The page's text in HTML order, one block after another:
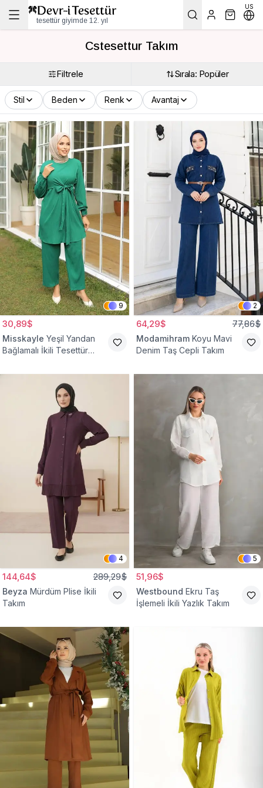
tesettür giyimde 12. yıl
US
Cstesettur Takım
Filtrele Sırala: Popüler
Stil Beden Renk Avantaj
9
30,89$
Misskayle Yeşil Yandan
Bağlamalı İkili Tesettür
2
64,29$ 77,86$
Modamihram Koyu Mavi
Denim Taş Cepli Takım
4
144,64$ 289,29$
Beyza Mürdüm Plise İkili
Takım
5
51,96$
Westbound Ekru Taş
İşlemeli İkili Yazlık Takım